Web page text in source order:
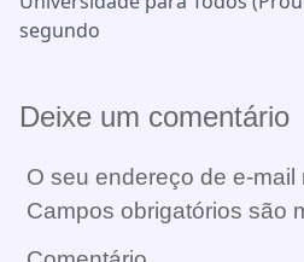
segundo
Deixe um comentário
O seu endereço de e-
Campos obrigatórios são